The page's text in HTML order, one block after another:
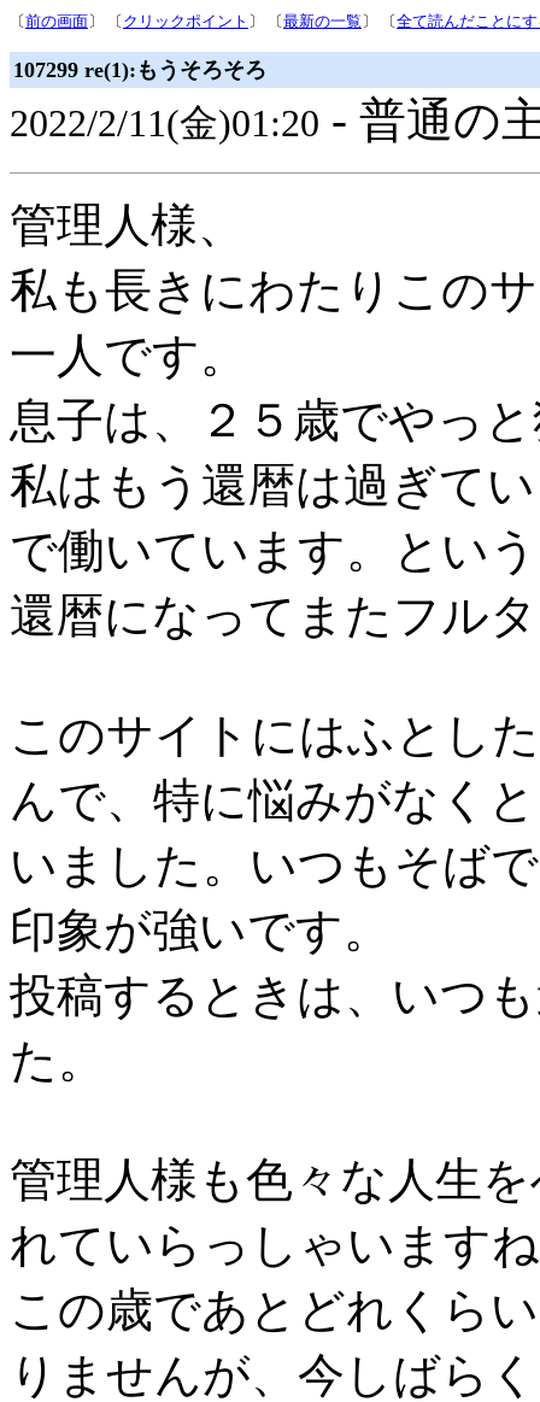
〔前の画面〕 〔 クリックポイント 〕 〔最新の一覧 〕 〔全て読んだことに
107299 re(1):もうそろそろ
2022/2/11(金)01:20 - 普通の
管理人様、
私も長きにわたりこの
一人です。
息子は、２５歳でやっ
私はもう還暦は過ぎて
で働いています。とい
還暦になってまたフル
このサイトにはふとし
んで、特に悩みがなく
いました。いつもそば
印象が強いです。
投稿するときは、いつ
た。
管理人様も色々な人生
れていらっしゃいます
この歳であとどれくら
りませんが、今しばらく